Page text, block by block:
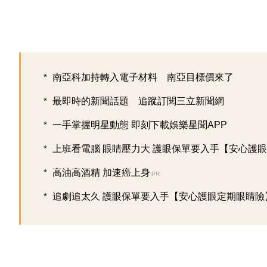
南亞科加持轉入電子材料 南亞目標價來了
最即時的新聞話題 追蹤訂閱三立新聞網
一手掌握明星動態 即刻下載娛樂星聞APP
上班看電腦 眼睛壓力大 護眼保單要入手【安心護
高油高酒精 加速癌上身 PR
追劇追太久 護眼保單要入手【安心護眼定期眼睛險